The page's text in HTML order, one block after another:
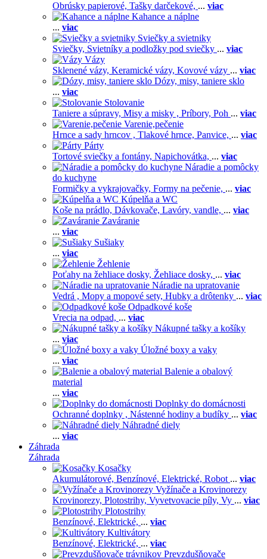
Obrúsky papierové, Tašky darčekové, ... viac
Kahance a náplne
... viac
Sviečky a svietniky
Sviečky, Svietníky a podložky pod sviečky ... viac
Vázy
Sklenené vázy, Keramické vázy, Kovové vázy ... viac
Dózy, misy, taniere sklo
... viac
Stolovanie
Taniere a súpravy, Misy a misky , Príbory, Poh ... viac
Varenie,pečenie
Hrnce a sady hrncov , Tlakové hrnce, Panvice, ... viac
Párty
Tortové sviečky a fontány, Napichovátka, ... viac
Náradie a pomôcky
do kuchyne
Formičky a vykrajovačky, Formy na pečenie, ... viac
Kúpelňa a WC
Koše na prádlo, Dávkovače, Lavóry, vandle, ... viac
Zaváranie
... viac
Sušiaky
... viac
Žehlenie
Poťahy na žehliace dosky, Žehliace dosky, ... viac
Náradie na upratovanie
Vedrá , Mopy a mopové sety, Hubky a drôtenky ... viac
Odpadkové koše
Vrecia na odpad, ... viac
Nákupné tašky a košíky
... viac
Úložné boxy a vaky
... viac
Balenie a obalový
material
... viac
Doplnky do domácnosti
Ochranné doplnky , Nástenné hodiny a budíky ... viac
Náhradné diely
... viac
Záhrada
Záhrada
Kosačky
Akumulátorové, Benzínové, Elektrické, Robot ... viac
Vyžínače a Krovinorezy
Krovinorezy, Plotostrihy, Vyvetvovacie píly, Vy ... viac
Plotostrihy
Benzínové, Elektrické, ... viac
Kultivátory
Benzínové, Elektrické, ... viac
Prevzdušňovače